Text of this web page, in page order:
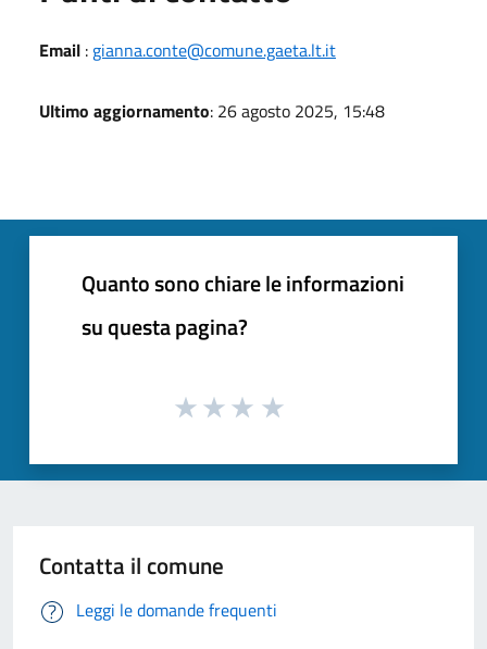
Email : gianna.conte@comune.gaeta.lt.it
Ultimo aggiornamento: 26 agosto 2025, 15:48
Quanto sono chiare le informazioni
su questa pagina?
Contatta il comune
Leggi le domande frequenti